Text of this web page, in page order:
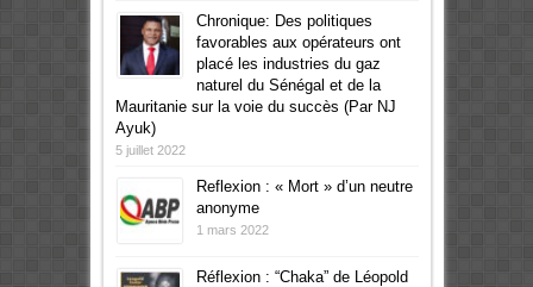
Chronique: Des politiques
favorables aux opérateurs ont
placé les industries du gaz
naturel du Sénégal et de la
Mauritanie sur la voie du succès (Par NJ
Ayuk)
5 juillet 2022
Reflexion : « Mort » d’un neutre
anonyme
1 mars 2022
Réflexion : “Chaka” de Léopold